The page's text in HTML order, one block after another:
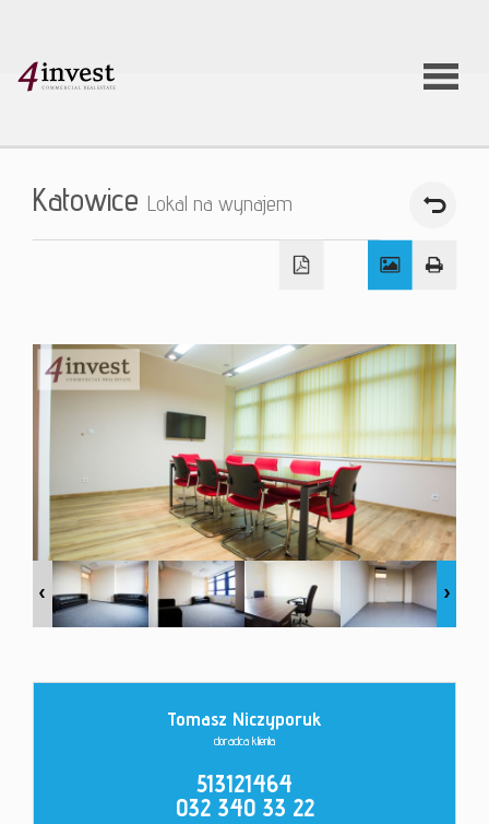
O firmie
Kontakt
Katowice Lokal na wynajem
Tomasz Niczyporuk
doradca klienta
513121464
032 340 33 22